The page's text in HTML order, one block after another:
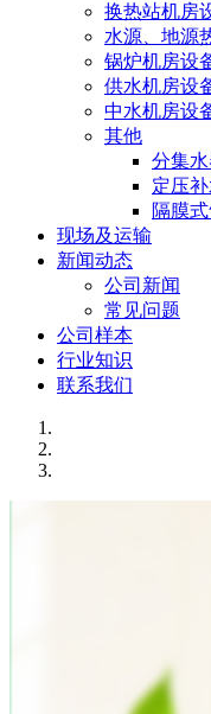
换热站机房
水源、地源
锅炉机房设
供水机房设
中水机房设
其他
分集
定压
隔膜
现场及运输
新闻动态
公司新闻
常见问题
公司样本
行业知识
联系我们